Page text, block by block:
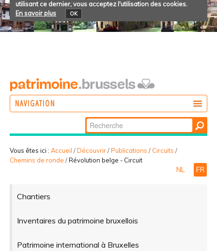
utilisant ce dernier, vous acceptez l'utilisation des cookies.
En savoir plus
OK
NAVIGATION
PARTICIPER
Chercher par
Recherche
avancée…
Vous êtes ici : Accueil /Découvrir/Publications / Circuits /
Chemins de ronde /Révolution belge - Circuit
NL FR
Chantiers
Inventaires du patrimoine bruxellois
Patrimoine international à Bruxelles